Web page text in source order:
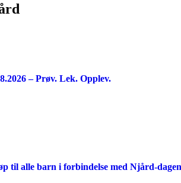
– Prøv. Lek. Opplev.
til alle barn i forbindelse med Njård-dagen